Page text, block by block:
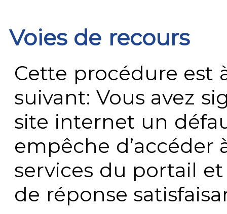
Voies de recours
Cette procédure est
suivant: Vous avez
site internet un
empêche
services du portail
de réponse